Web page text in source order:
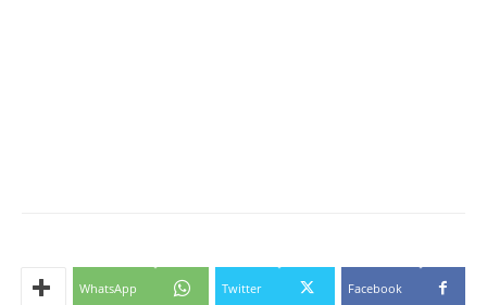
Facebook
Twitter
WhatsApp